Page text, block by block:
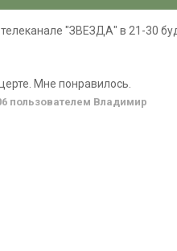
"ЗВЕЗДА" в 21-30
Мне понравилось.
пользователем Владимир